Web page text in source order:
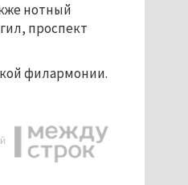
нотный
проспект
филармонии.